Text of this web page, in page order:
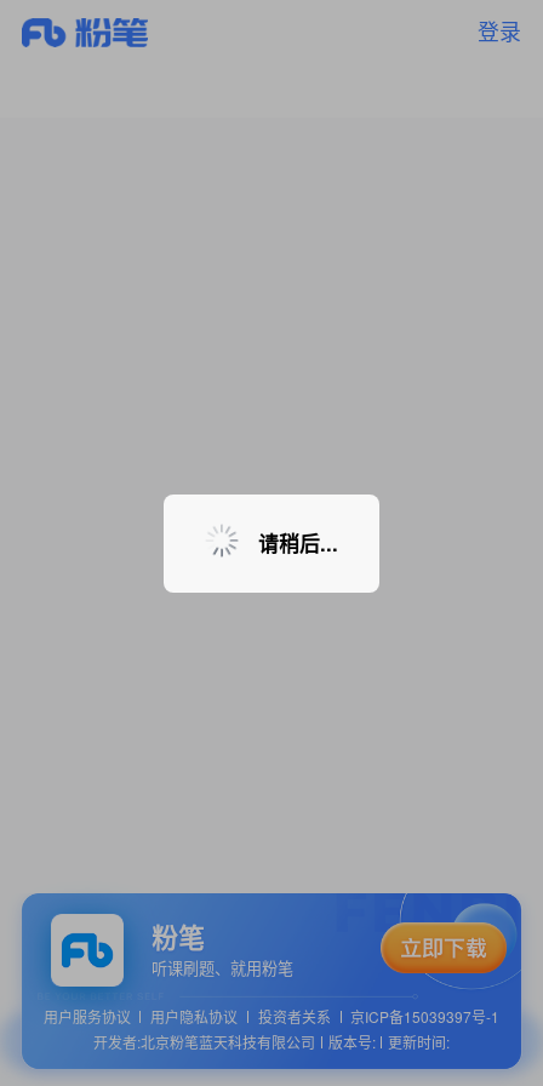
登录
暂无课程，敬请期待
粉笔
听课刷题、就用粉笔
用户服务协议 用户隐私协议 投资者关系
京ICP备15039397号-1
开发者:北京粉笔蓝天科技有限公司
版本号: 更新时间:
请稍后...